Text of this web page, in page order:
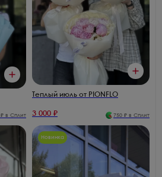
₽ в Сплит
Теплый июль от PIONFLO
3 000 ₽ 750 ₽ в Сплит
Новинка